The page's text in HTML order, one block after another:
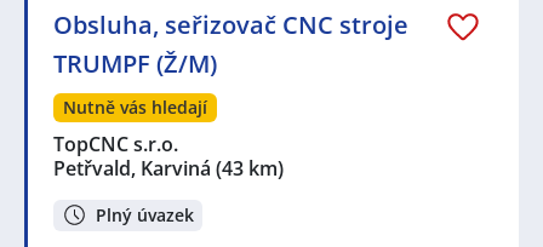
Petřvald, okres Karviná, Frýdek-Místek,Přívoz,
Ostrava,Vsetín ,Pstruží,Horní Lomná ,Frýdlant nad
Ostravicí,Karolinka,Pržno, okres Frýdek-Místek
Frenštát pod Radhoštěm
Radhoštěm,Nošovice
Jablunkov,Místek, Frýdek-Místek
Obsluha, seřizovač CNC stroje
TRUMPF (Ž/M)
Nutně vás hledají
TopCNC s.r.o.
Petřvald, Karviná (43 km)
Plný úvazek